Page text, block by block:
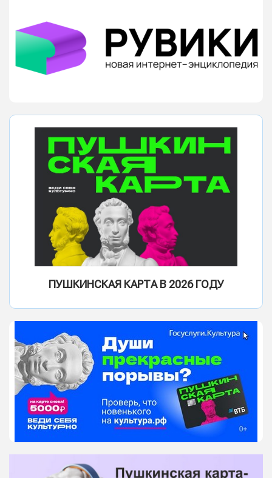
ПУШКИНСКАЯ КАРТА В 2026 ГОДУ